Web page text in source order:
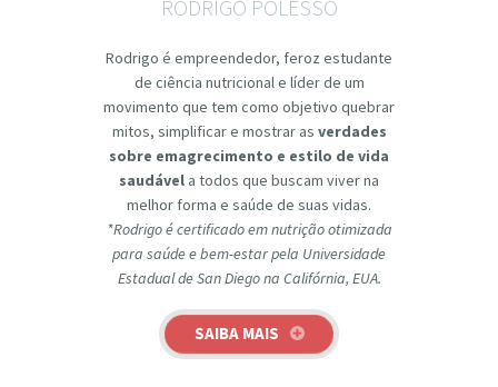
RODRIGO POLESSO
Rodrigo é empreendedor, feroz estudante
de ciência nutricional e líder de um
movimento que tem como objetivo quebrar
mitos, simplificar e mostrar as verdades
sobre emagrecimento e estilo de vida
saudável a todos que buscam viver na
melhor forma e saúde de suas vidas.
*Rodrigo é certificado em nutrição otimizada
para saúde e bem-estar pela Universidade
Estadual de San Diego na Califórnia, EUA.
SAIBA MAIS